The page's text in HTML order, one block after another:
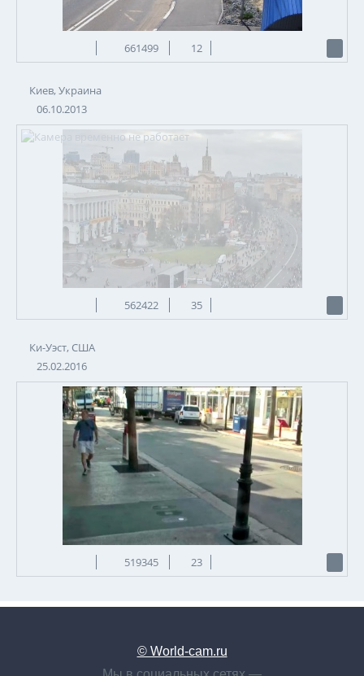
661499 12
Киев, Украина
06.10.2013
562422 35
Ки-Уэст, США
25.02.2016
519345 23
© World-cam.ru